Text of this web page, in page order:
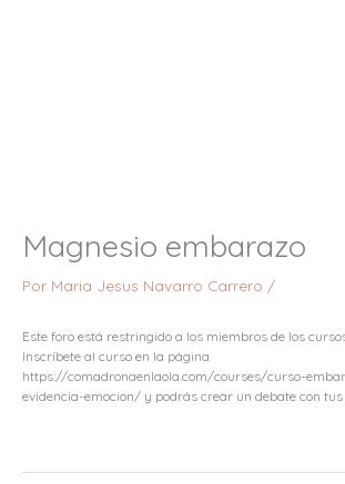
Magnesio embarazo
Por Maria Jesus Navarro Carrero /
Este foro está restringido a los miembros de los
Inscríbete al curso en la página
https://comadronaenlaola.com/courses/curso-
evidencia-emocion/ y podrás crear un debate con tus